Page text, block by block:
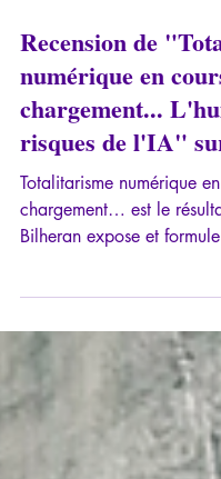
31 mars 6 min de lecture
Recension de
numérique en
chargement...
risques de l'IA"
Totalitarisme numérique
conscience qui
impératif pour être libre
pure nécessité, tandis que
pure liberté»